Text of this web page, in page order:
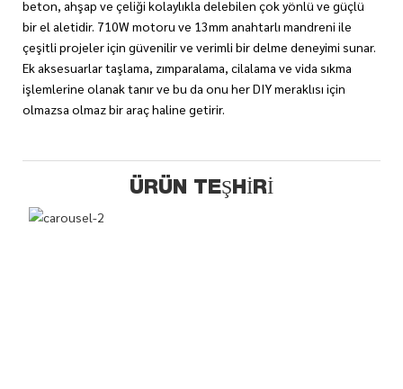
beton, ahşap ve çeliği kolaylıkla delebilen çok yönlü ve güçlü
bir el aletidir. 710W motoru ve 13mm anahtarlı mandreni ile
çeşitli projeler için güvenilir ve verimli bir delme deneyimi sunar.
Ek aksesuarlar taşlama, zımparalama, cilalama ve vida sıkma
işlemlerine olanak tanır ve bu da onu her DIY meraklısı için
olmazsa olmaz bir araç haline getirir.
ÜRÜN TEŞHIRI